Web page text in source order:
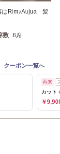
はRim♪Aujua 髪
数 8席
クーポン一覧へ
再来
カット
￥